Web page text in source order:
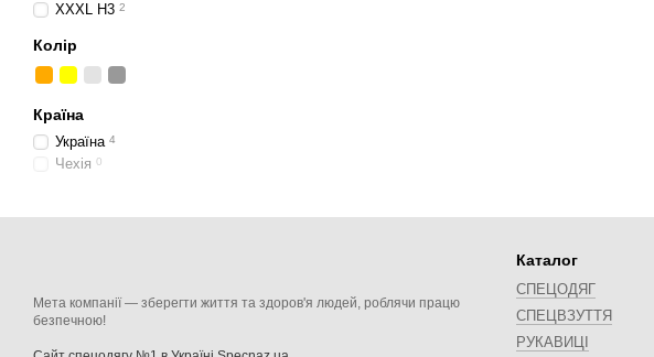
XXXL H3 2
Колір
Країна
Україна 4
Чехія 0
Мета компанії — зберегти життя та здоров'я людей, роблячи працю
безпечною!
Каталог
СПЕЦОДЯГ
СПЕЦВЗУТТЯ
РУКАВИЦІ